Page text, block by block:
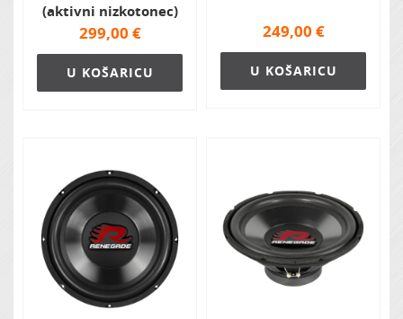
(aktivni nizkotonec)
299,00 €
U KOŠARICU
249,00 €
U KOŠARICU